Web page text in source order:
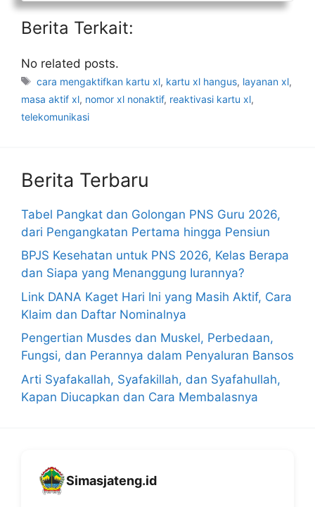
Berita Terkait:
No related posts.
Tag
cara mengaktifkan kartu xl, kartu xl hangus, layanan xl,
masa aktif xl, nomor xl nonaktif, reaktivasi kartu xl,
telekomunikasi
Berita Terbaru
Tabel Pangkat dan Golongan PNS Guru 2026,
dari Pengangkatan Pertama hingga Pensiun
BPJS Kesehatan untuk PNS 2026, Kelas Berapa
dan Siapa yang Menanggung Iurannya?
Link DANA Kaget Hari Ini yang Masih Aktif, Cara
Klaim dan Daftar Nominalnya
Pengertian Musdes dan Muskel, Perbedaan,
Fungsi, dan Perannya dalam Penyaluran Bansos
Arti Syafakallah, Syafakillah, dan Syafahullah,
Kapan Diucapkan dan Cara Membalasnya
Simasjateng.id